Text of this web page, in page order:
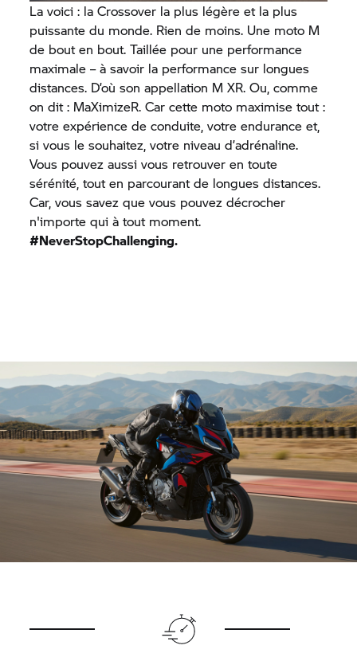
La voici : la Crossover la plus légère et la plus
puissante du monde. Rien de moins. Une moto M
de bout en bout. Taillée pour une performance
maximale – à savoir la performance sur longues
distances. D’où son appellation M XR. Ou, comme
on dit : MaXimizeR. Car cette moto maximise tout :
votre expérience de conduite, votre endurance et,
si vous le souhaitez, votre niveau d’adrénaline.
Vous pouvez aussi vous retrouver en toute
sérénité, tout en parcourant de longues distances.
Car, vous savez que vous pouvez décrocher
n'importe qui à tout moment.
#NeverStopChallenging.